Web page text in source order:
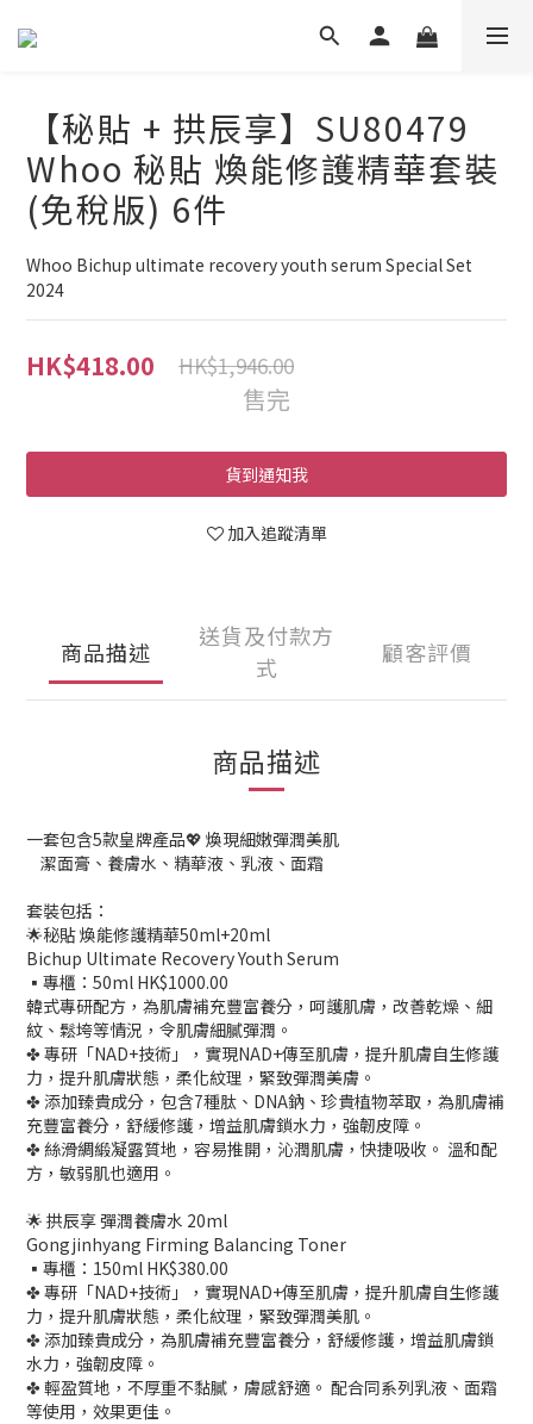
【秘貼 + 拱辰享】SU80479
Whoo 秘貼 煥能修護精華套裝
(免稅版) 6件
Whoo Bichup ultimate recovery youth serum Special Set
2024
HK$418.00 HK$1,946.00
售完
貨到通知我
加入追蹤清單
商品描述
送貨及付款方
式
顧客評價
商品描述
一套包含5款皇牌產品💖 煥現細嫩彈潤美肌
潔面膏、養膚水、精華液、乳液、面霜
套裝包括：
🌟秘貼 煥能修護精華50ml+20ml
Bichup Ultimate Recovery Youth Serum
▪️專櫃：50ml HK$1000.00
韓式專研配方，為肌膚補充豐富養分，呵護肌膚，改善乾燥、細
紋、鬆垮等情況，令肌膚細膩彈潤。
✤ 專研「NAD+技術」，實現NAD+傳至肌膚，提升肌膚自生修護
力，提升肌膚狀態，柔化紋理，緊致彈潤美膚。
✤ 添加臻貴成分，包含7種肽、DNA鈉、珍貴植物萃取，為肌膚補
充豐富養分，舒緩修護，增益肌膚鎖水力，強韌皮障。
✤ 絲滑綢緞凝露質地，容易推開，沁潤肌膚，快捷吸收。 溫和配
方，敏弱肌也適用。
🌟 拱辰享 彈潤養膚水 20ml
Gongjinhyang Firming Balancing Toner
▪️專櫃：150ml HK$380.00
✤ 專研「NAD+技術」，實現NAD+傳至肌膚，提升肌膚自生修護
力，提升肌膚狀態，柔化紋理，緊致彈潤美肌。
✤ 添加臻貴成分，為肌膚補充豐富養分，舒緩修護，增益肌膚鎖
水力，強韌皮障。
✤ 輕盈質地，不厚重不黏膩，膚感舒適。 配合同系列乳液、面霜
等使用，效果更佳。